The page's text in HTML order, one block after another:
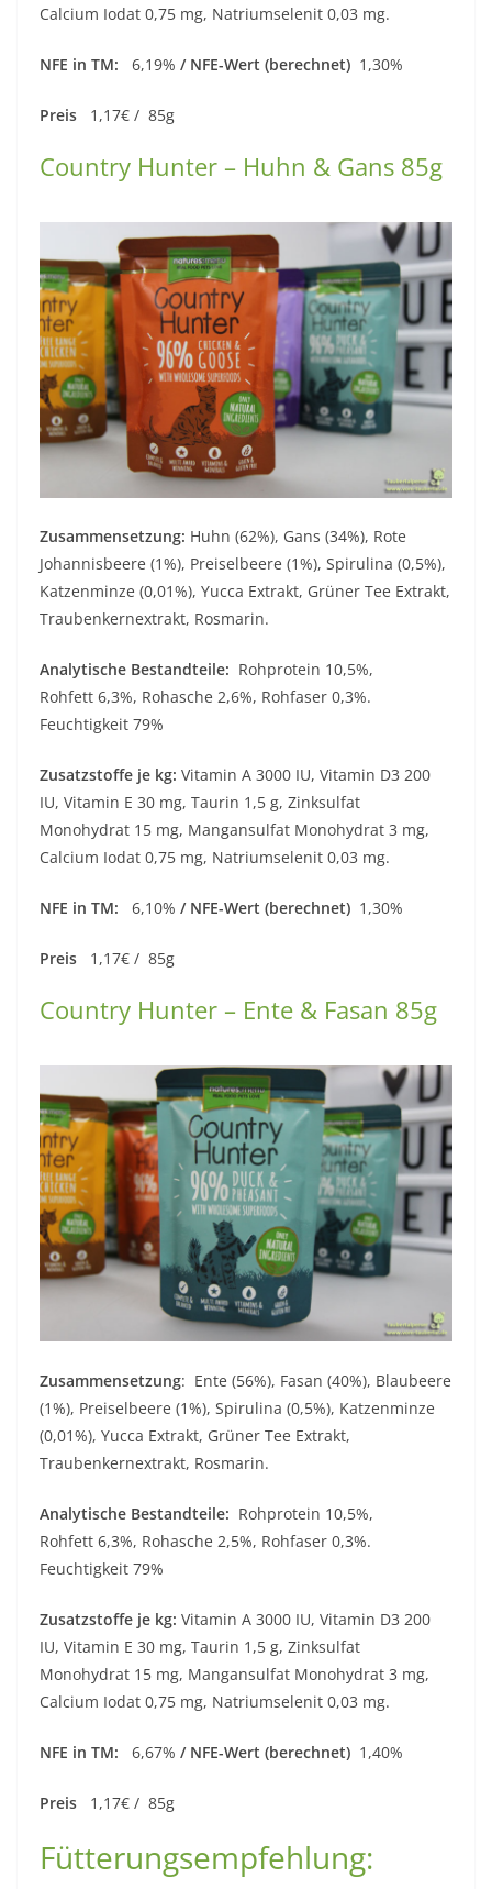
Calcium Iodat 0,75 mg, Natriumselenit 0,03 mg.
NFE in TM: 6,19% / NFE-Wert (berechnet) 1,30%
Preis 1,17€ / 85g
Country Hunter – Huhn & Gans 85g
Zusammensetzung: Huhn (62%), Gans (34%), Rote
Johannisbeere (1%), Preiselbeere (1%), Spirulina (0,5%),
Katzenminze (0,01%), Yucca Extrakt, Grüner Tee Extrakt,
Traubenkernextrakt, Rosmarin.
Analytische Bestandteile: Rohprotein 10,5%,
Rohfett 6,3%, Rohasche 2,6%, Rohfaser 0,3%.
Feuchtigkeit 79%
Zusatzstoffe je kg: Vitamin A 3000 IU, Vitamin D3 200
IU, Vitamin E 30 mg, Taurin 1,5 g, Zinksulfat
Monohydrat 15 mg, Mangansulfat Monohydrat 3 mg,
Calcium Iodat 0,75 mg, Natriumselenit 0,03 mg.
NFE in TM: 6,10% / NFE-Wert (berechnet) 1,30%
Preis 1,17€ / 85g
Country Hunter – Ente & Fasan 85g
Zusammensetzung: Ente (56%), Fasan (40%), Blaubeere
(1%), Preiselbeere (1%), Spirulina (0,5%), Katzenminze
(0,01%), Yucca Extrakt, Grüner Tee Extrakt,
Traubenkernextrakt, Rosmarin.
Analytische Bestandteile: Rohprotein 10,5%,
Rohfett 6,3%, Rohasche 2,5%, Rohfaser 0,3%.
Feuchtigkeit 79%
Zusatzstoffe je kg: Vitamin A 3000 IU, Vitamin D3 200
IU, Vitamin E 30 mg, Taurin 1,5 g, Zinksulfat
Monohydrat 15 mg, Mangansulfat Monohydrat 3 mg,
Calcium Iodat 0,75 mg, Natriumselenit 0,03 mg.
NFE in TM: 6,67% / NFE-Wert (berechnet) 1,40%
Preis 1,17€ / 85g
Fütterungsempfehlung: